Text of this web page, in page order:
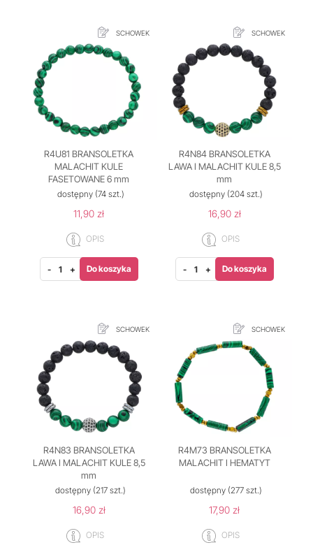
SCHOWEK
R4U81 BRANSOLETKA
MALACHIT KULE
FASETOWANE 6 mm
dostępny(74 szt.)
11,90 zł
OPIS
- + Do koszyka
SCHOWEK
R4N84 BRANSOLETKA
LAWA I MALACHIT KULE 8,5
mm
dostępny (204 szt.)
16,90 zł
OPIS
- + Do koszyka
SCHOWEK
R4N83 BRANSOLETKA
LAWA I MALACHIT KULE 8,5
mm
dostępny (217 szt.)
16,90 zł
OPIS
SCHOWEK
R4M73 BRANSOLETKA
MALACHIT I HEMATYT
dostępny (277 szt.)
17,90 zł
OPIS